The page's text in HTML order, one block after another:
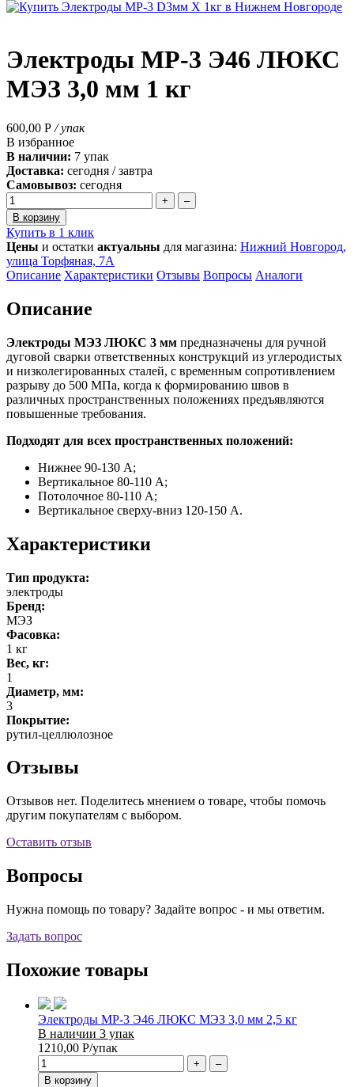
Электроды МР-3 Э46 ЛЮКС
МЭЗ 3,0 мм 1 кг
600,00 Р / упак
В избранное
В наличии: 7 упак
Доставка: сегодня / завтра
Самовывоз: сегодня
+
–
В корзину
Купить в 1 клик
Цены и остатки актуальны для магазина: Нижний Новгород,
улица Торфяная, 7А
Описание Характеристики Отзывы Вопросы Аналоги
Описание
Электроды МЭЗ ЛЮКС 3 мм предназначены для ручной
дуговой сварки ответственных конструкций из углеродистых
и низколегированных сталей, с временным сопротивлением
разрыву до 500 МПа, когда к формированию швов в
различных пространственных положениях предъявляются
повышенные требования.
Подходят для всех пространственных положений:
Нижнее 90-130 А;
Вертикальное 80-110 А;
Потолочное 80-110 А;
Вертикальное сверху-вниз 120-150 А.
Характеристики
Тип продукта:
электроды
Бренд:
МЭЗ
Фасовка:
1 кг
Вес, кг:
1
Диаметр, мм:
3
Покрытие:
рутил-целлюлозное
Отзывы
Отзывов нет. Поделитесь мнением о товаре, чтобы помочь
другим покупателям с выбором.
Оставить отзыв
Вопросы
Нужна помощь по товару? Задайте вопрос - и мы ответим.
Задать вопрос
Похожие товары
Электроды МР-3 Э46 ЛЮКС МЭЗ 3,0 мм 2,5 кг
В наличии 3 упак
1210,00 Р/упак
+
–
В корзину